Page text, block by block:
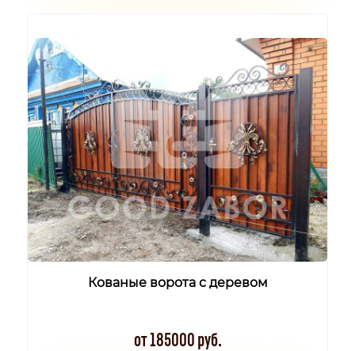
Кованые ворота с деревом
от 185000 руб.